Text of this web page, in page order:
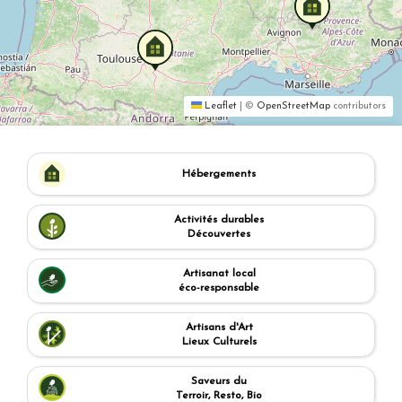
Hébergements
Activités durables
Découvertes
Artisanat local
éco-responsable
Artisans d'Art
Lieux Culturels
Saveurs du
Terroir, Resto, Bio
Leaflet © OpenStreetMap contributors